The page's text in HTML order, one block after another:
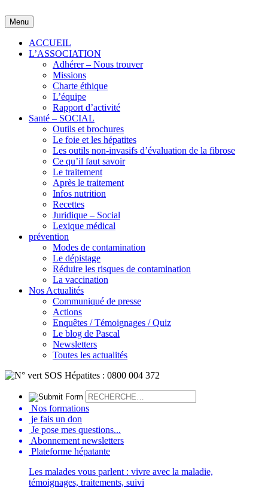
to
content
Menu
ACCUEIL
L’ASSOCIATION
Adhérer – Nous trouver
Missions
Charte éthique
L’équipe
Rapport d’activité
Santé – SOCIAL
Outils et brochures
Le foie et les hépatites
Les outils non-invasifs d’évaluation de la fibrose
Ce qu’il faut savoir
Le traitement
Après le traitement
Infos nutrition
Recettes
Juridique – Social
Lexique médical
prévention
Modes de contamination
Le dépistage
Réduire les risques de contamination
La vaccination
Nos Actualités
Communiqué de presse
Actions
Enquêtes / Témoignages / Quiz
Le blog de Pascal
Newsletters
Toutes les actualités
Nos formations
je fais un don
Je pose mes questions...
Abonnement newsletters
Plateforme hépatante
Les malades vous parlent : vivre avec la maladie,
témoignages, traitements, suivi